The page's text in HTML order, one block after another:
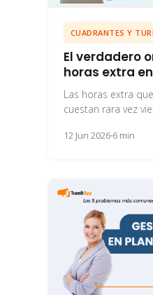
CUADRANTES Y
El verdadero
horas extra
Las horas extra
cuestan rara vez
12 Jun 20266 min